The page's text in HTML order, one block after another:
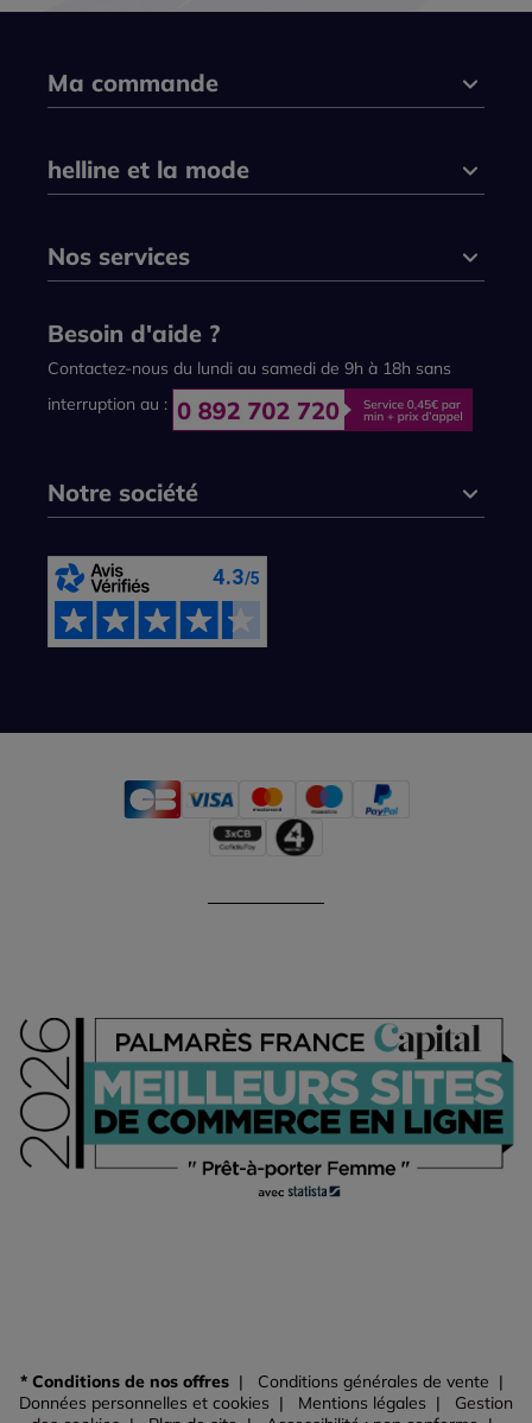
Ma commande
helline et la mode
Nos services
Besoin d'aide ?
Contactez-nous du lundi au samedi de 9h à 18h sans
interruption au :
Notre société
* Conditions de nos offres
Conditions générales de vente
Données personnelles et cookies
Mentions légales
Gestion